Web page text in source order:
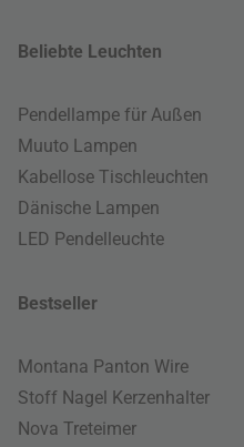
Beliebte Leuchten
Pendellampe für Außen
Muuto Lampen
Kabellose Tischleuchten
Dänische Lampen
LED Pendelleuchte
Bestseller
Montana Panton Wire
Stoff Nagel Kerzenhalter
Nova Treteimer